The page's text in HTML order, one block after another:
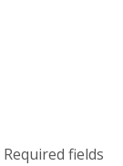
Required fields